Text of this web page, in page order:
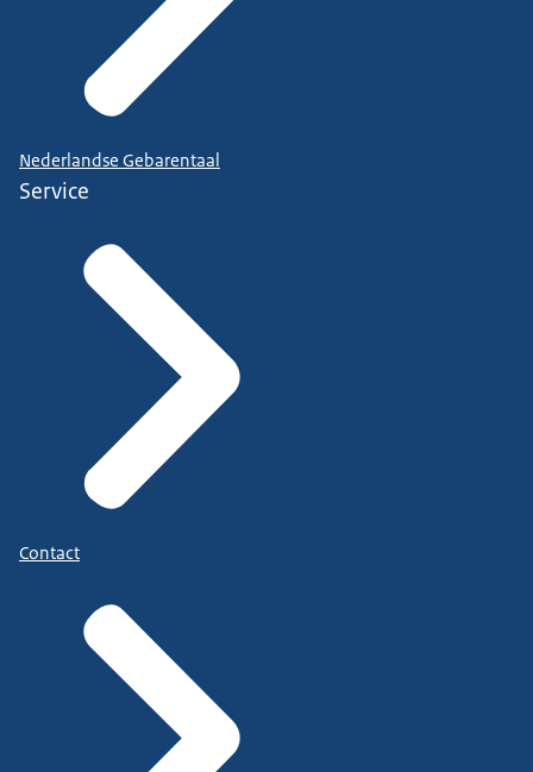
Nederlandse Gebarentaal
Service
Contact